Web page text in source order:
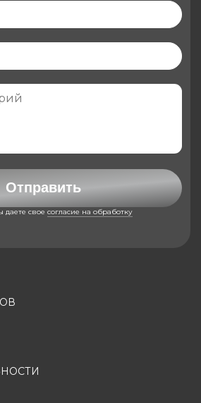
Отправить
даете свое согласие на обработку